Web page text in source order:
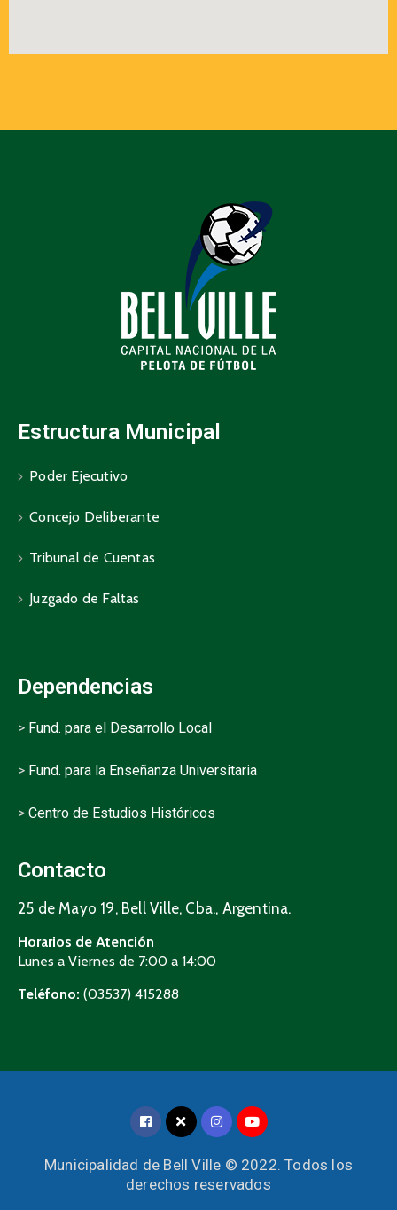
Estructura Municipal
Poder Ejecutivo
Concejo Deliberante
Tribunal de Cuentas
Juzgado de Faltas
Dependencias
> Fund. para el Desarrollo Local
> Fund. para la Enseñanza Universitaria
> Centro de Estudios Históricos
Contacto
25 de Mayo 19, Bell Ville, Cba., Argentina.
Horarios de Atención
Lunes a Viernes de 7:00 a 14:00
Teléfono: (03537) 415288
Municipalidad de Bell Ville © 2022. Todos los
derechos reservados